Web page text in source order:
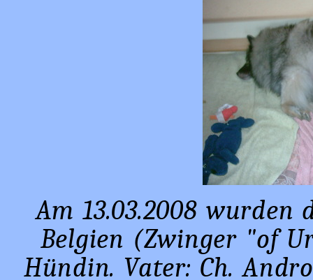
Am 13.03.2008
Belgien (Zwinger "of
Hündin. Vater: Ch.